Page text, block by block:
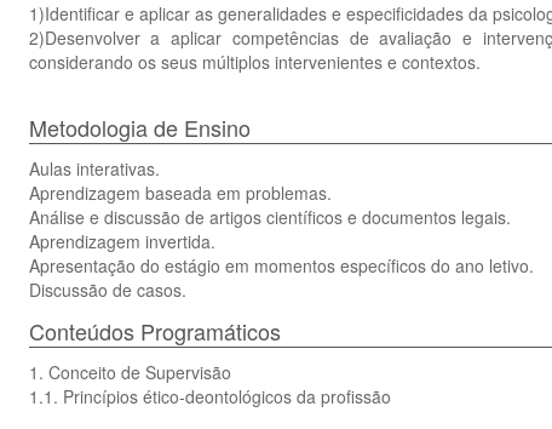
1)Identificar e aplicar as generalidades e especificidades da
2)Desenvolver a aplicar competências de avaliação e
considerando os seus múltiplos intervenientes e contextos.
Metodologia de Ensino
Aulas interativas.
Aprendizagem baseada em problemas.
Análise e discussão de artigos científicos e documentos legais.
Aprendizagem invertida.
Apresentação do estágio em momentos específicos do ano letivo.
Discussão de casos.
Conteúdos Programáticos
1. Conceito de Supervisão
1.1. Princípios ético-deontológicos da profissão